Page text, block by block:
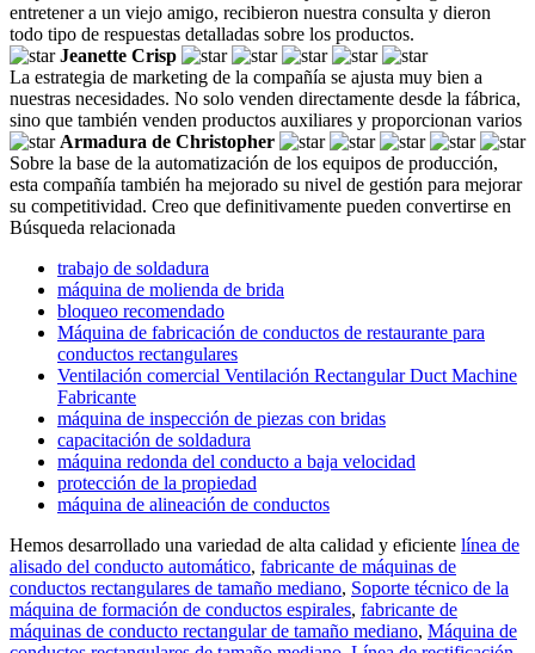
entretener a un viejo amigo, recibieron nuestra consulta y dieron
todo tipo de respuestas detalladas sobre los productos.
Jeanette Crisp
La estrategia de marketing de la compañía se ajusta muy bien a
nuestras necesidades. No solo venden directamente desde la fábrica,
sino que también venden productos auxiliares y proporcionan varios
Armadura de Christopher
Sobre la base de la automatización de los equipos de producción,
esta compañía también ha mejorado su nivel de gestión para mejorar
su competitividad. Creo que definitivamente pueden convertirse en
Búsqueda relacionada
trabajo de soldadura
máquina de molienda de brida
bloqueo recomendado
Máquina de fabricación de conductos de restaurante para
conductos rectangulares
Ventilación comercial Ventilación Rectangular Duct Machine
Fabricante
máquina de inspección de piezas con bridas
capacitación de soldadura
máquina redonda del conducto a baja velocidad
protección de la propiedad
máquina de alineación de conductos
Hemos desarrollado una variedad de alta calidad y eficiente línea de
alisado del conducto automático, fabricante de máquinas de
conductos rectangulares de tamaño mediano, Soporte técnico de la
máquina de formación de conductos espirales, fabricante de
máquinas de conducto rectangular de tamaño mediano, Máquina de